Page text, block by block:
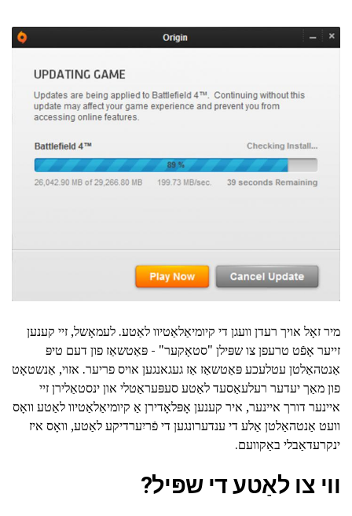
מיר זאָל אויך רעדן וועגן די קיומיאַלאַטיוו לאַטע. לעמאָשל, זיי קענען
זייער אָפֿט טרעפן צו שפּילן "סטאָקער" - פּאַטשאַז פון דעם טיפּ
אַנטהאַלטן עטלעכע פּאַטשאַז אַז געגאנגען אויס פריער. אזוי, אַנשטאָט
פון מאַך יעדער רעלעאַסעד לאַטע סעפּעראַטלי און ינסטאַלירן זיי
איינער דורך איינער, איר קענען אָפּלאָדירן אַ קיומיאַלאַטיוו לאַטע וואָס
וועט אַנטהאַלטן אַלע די ענדערונגען די פֿריִערדיקע לאַטע, וואָס איז
ינקרעדאַבלי באַקוועם.
ווי צו לאַטע די שפּיל?